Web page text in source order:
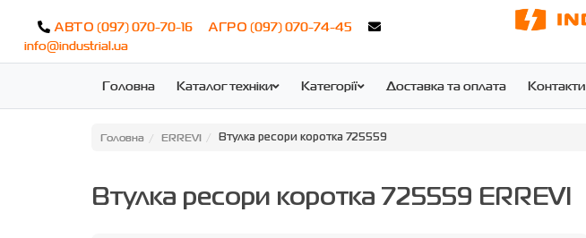
АВТО (097) 070-70-16 АГРО (097) 070-74-45
info@industrial.ua
Головна Каталог техніки Категорії Доставка та оплата Контакти
Головна ERREVI Втулка ресори коротка 725559
Втулка ресори коротка 725559 ERREVI